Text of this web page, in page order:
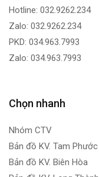
Hotline: 032.9262.234
Zalo: 032.9262.234
PKD: 034.963.7993
Zalo: 034.963.7993
Chọn nhanh
Nhóm CTV
Bản đồ KV. Tam Phước
Bản đồ KV. Biên Hòa